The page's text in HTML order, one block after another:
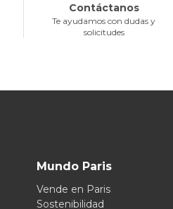
Contáctanos
Te ayudamos con dudas y
solicitudes
Mundo Paris
Vende en Paris
Sostenibilidad